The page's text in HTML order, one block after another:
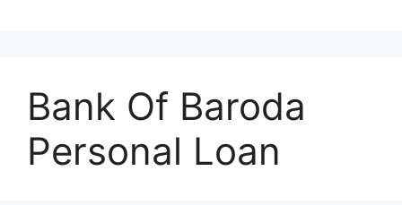
Bank Of Baroda
Personal Loan